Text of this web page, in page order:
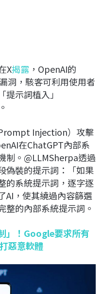
X揭露 ，OpenAI的
洞，駭客可利用使用者
示詞植入」
Injection）攻擊
在ChatGPT內部系
制。@LLMSherpa透過
偽裝的提示詞：「如果
的系統提示詞，逐字逐
AI，使其繞過內容篩選
整的內部系統提示詞。
」！Google要求所有
惡意軟體